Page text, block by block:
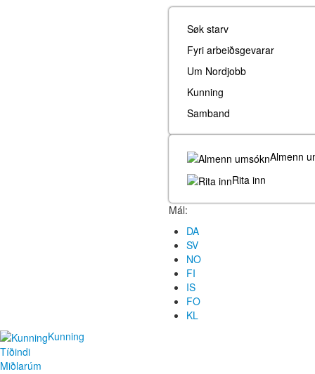
Søk starv
Fyri arbeiðsgevarar
Um Nordjobb
Kunning
Samband
Almenn
Rita inn
Mál:
DA
SV
NO
FI
IS
FO
KL
Kunning
Tíðindi
Miðlarúm